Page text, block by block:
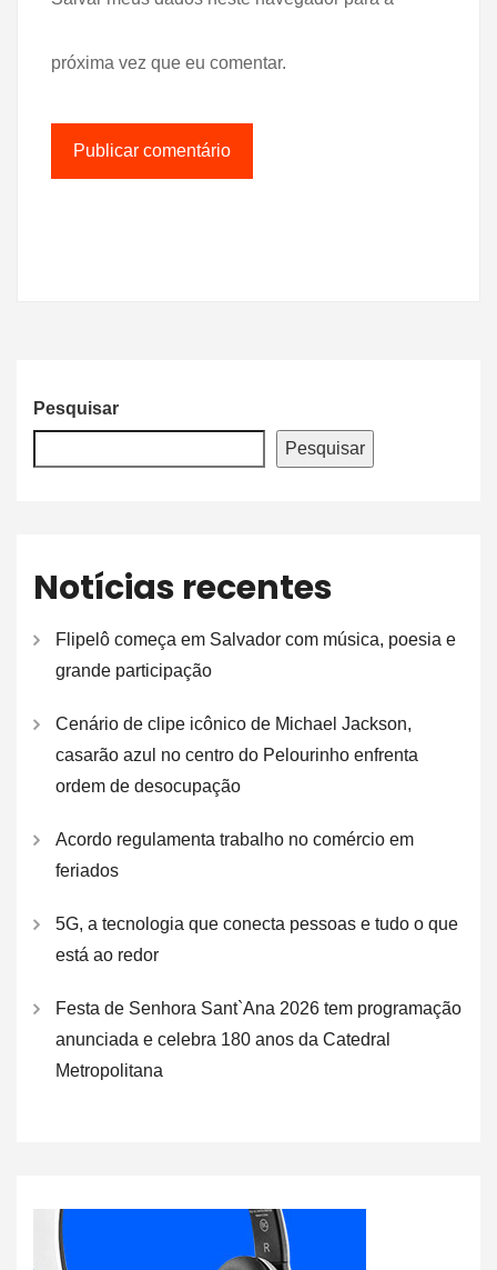
próxima vez que eu comentar.
Pesquisar
Pesquisar
Notícias recentes
Flipelô começa em Salvador com música, poesia e
grande participação
Cenário de clipe icônico de Michael Jackson,
casarão azul no centro do Pelourinho enfrenta
ordem de desocupação
Acordo regulamenta trabalho no comércio em
feriados
5G, a tecnologia que conecta pessoas e tudo o que
está ao redor
Festa de Senhora Sant`Ana 2026 tem programação
anunciada e celebra 180 anos da Catedral
Metropolitana